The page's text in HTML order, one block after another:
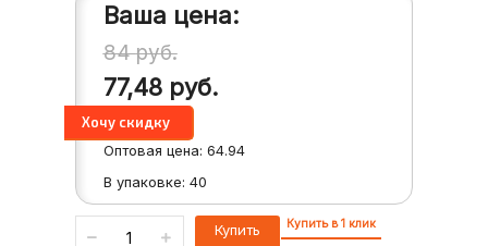
Ваша цена:
84руб.
77,48 руб.
Оптовая цена: 64.94
В упаковке: 40
Купить Купить в 1 клик